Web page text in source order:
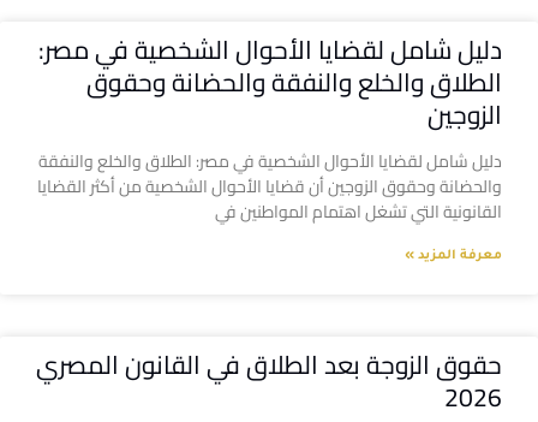
دليل شامل لقضايا الأحوال الشخصية في مصر:
الطلاق والخلع والنفقة والحضانة وحقوق
الزوجين
دليل شامل لقضايا الأحوال الشخصية في مصر: الطلاق والخلع والنفقة
والحضانة وحقوق الزوجين أن قضايا الأحوال الشخصية من أكثر القضايا
القانونية التي تشغل اهتمام المواطنين في
معرفة المزيد »
حقوق الزوجة بعد الطلاق في القانون المصري
2026